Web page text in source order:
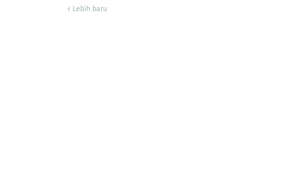
Lebih baru